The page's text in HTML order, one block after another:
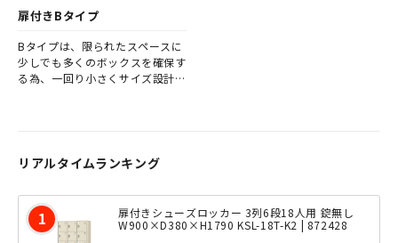
扉付きBタイプ
Bタイプは、限られたスペースに
少しでも多くのボックスを確保す
る為、一回り小さくサイズ設計さ
リアルタイムランキング
扉付きシューズロッカー 3列6段18人用 錠無し
W900×D380×H1790 KSL-18T-K2 | 872428